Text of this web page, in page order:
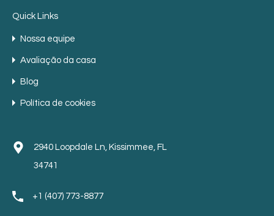
Quick Links
Nossa equipe
Avaliação da casa
Blog
Política de cookies
2940 Loopdale Ln, Kissimmee, FL
34741
+1 (407) 773-8877